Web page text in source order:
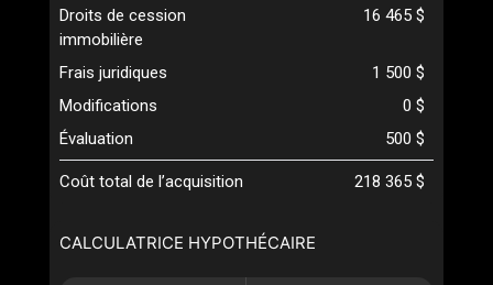
CALCULATRICE HYPOTHÉCAIRE
Droits de cession
immobilière
16 465 $
Frais juridiques
1 500 $
Modifications
0 $
Évaluation
500 $
Coût total de l’acquisition 218 365 $